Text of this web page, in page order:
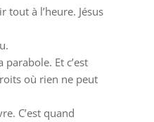
tout à l’heure. Jésus
Et c’est
où rien ne peut
C’est quand